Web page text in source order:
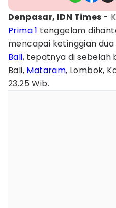
Denpasar, IDN Times -
Prima 1 tenggelam
mencapai ketinggian
Bali, tepatnya di sebelah
Bali, Mataram, Lombok,
23.25 Wib.